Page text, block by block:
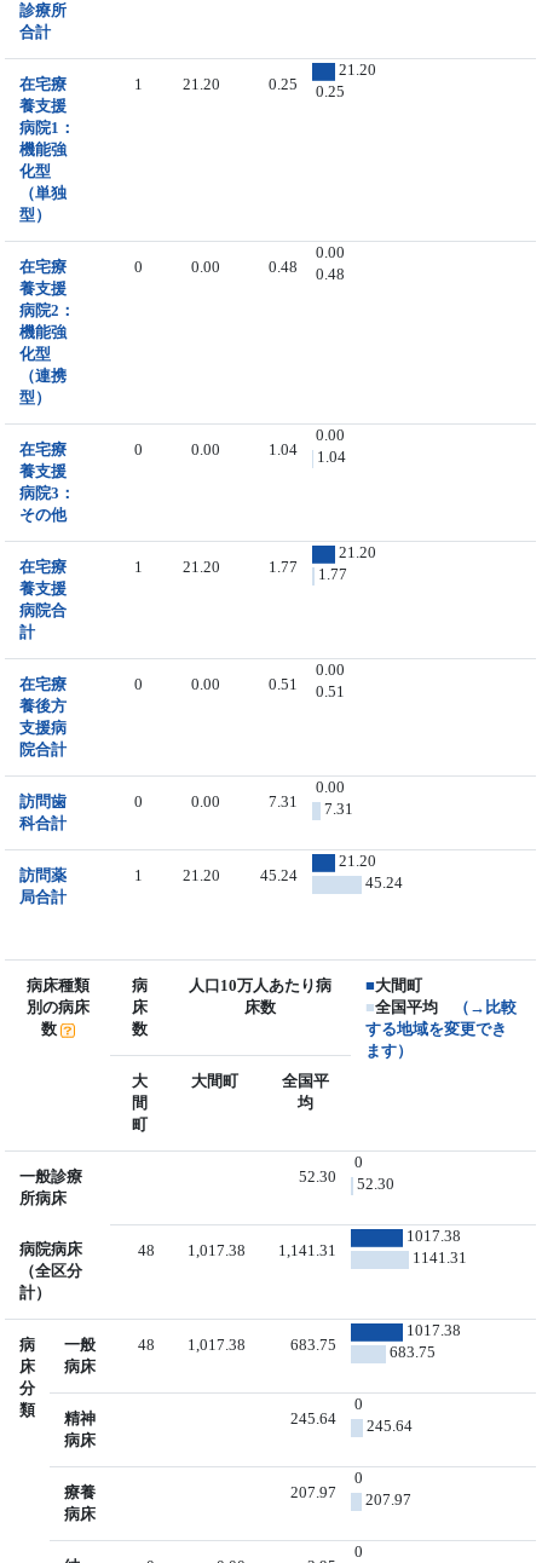
診療所
合計
在宅療
養支援
病院1：
機能強
化型
（単独
型）
1 21.20 0.25
21.20
0.25
在宅療
養支援
病院2：
機能強
化型
（連携
型）
0 0.00 0.48
0.00
0.48
在宅療
養支援
病院3：
その他
0 0.00 1.04
0.00
1.04
在宅療
養支援
病院合
計
1 21.20 1.77
21.20
1.77
在宅療
養後方
支援病
院合計
0 0.00 0.51
0.00
0.51
訪問歯
科合計
0 0.00 7.31
0.00
7.31
訪問薬
局合計
1 21.20 45.24
21.20
45.24
病床種類
別の病床
数
病
床
数
人口10万人あたり病
床数
■大間町
■全国平均
（→比較
する地域を変更でき
ます）
大
間
町
大間町
全国平
均
一般診療
所病床
52.30
0
52.30
病院病床
（全区分
計）
48 1,017.38 1,141.31
1017.38
1141.31
病
床
分
類
一般
病床
48 1,017.38 683.75
1017.38
683.75
精神
病床
245.64
0
245.64
療養
病床
207.97
0
207.97
0